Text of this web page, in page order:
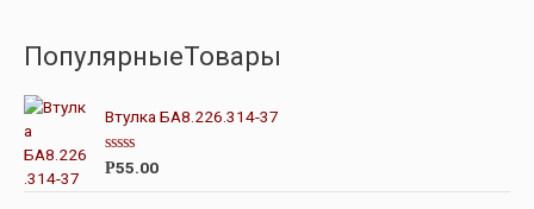
ПопулярныеТовары
Втулка БА8.226.314-37
О
е
Р55.00